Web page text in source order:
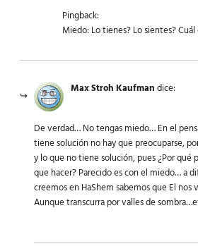
Pingback:
Miedo: Lo tienes? Lo sientes?
Max Stroh Kaufman dice:
De verdad… No tengas miedo… En el
tiene solución no hay que preocuparse,
y lo que no tiene solución, pues ¿Por qué
que hacer? Parecido es con el miedo… a
creemos en HaShem sabemos que El nos
Aunque transcurra por valles de